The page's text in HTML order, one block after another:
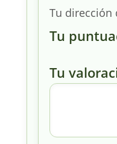
Tu dirección
Tu
Tu